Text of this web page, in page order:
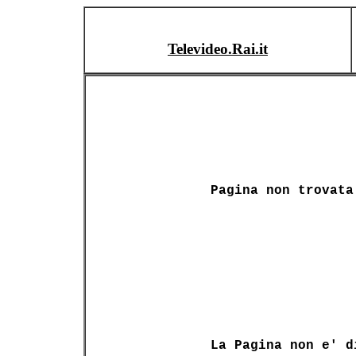
Televideo.Rai.it
Pagina non trovata
La Pagina non e'